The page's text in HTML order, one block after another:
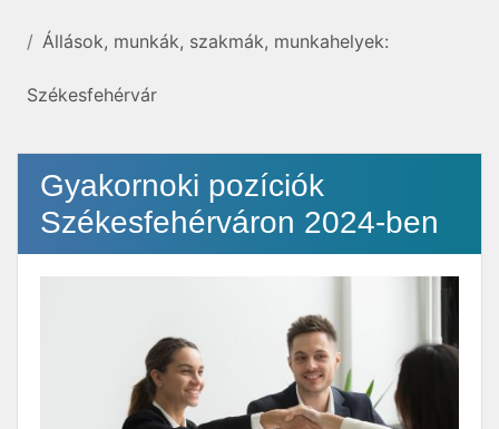
Állások, munkák, szakmák, munkahelyek:
Székesfehérvár
Gyakornoki pozíciók
Székesfehérváron 2024-ben